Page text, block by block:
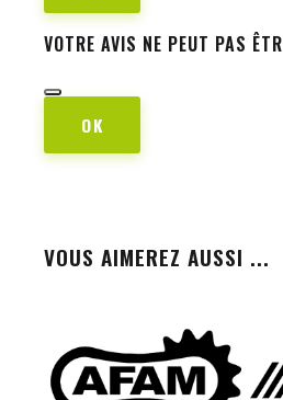
VOTRE AVIS NE PEUT PAS
OK
VOUS AIMEREZ AUSSI ...